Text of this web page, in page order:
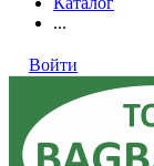
...
Войти